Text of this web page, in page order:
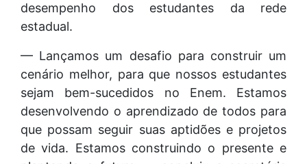
desempenho dos estudantes da rede
estadual.
— Lançamos um desafio para construir um
cenário melhor, para que nossos estudantes
sejam bem-sucedidos no Enem. Estamos
desenvolvendo o aprendizado de todos para
que possam seguir suas aptidões e projetos
de vida. Estamos construindo o presente e